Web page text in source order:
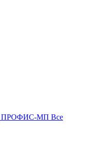
ПРОФИС-МП Все